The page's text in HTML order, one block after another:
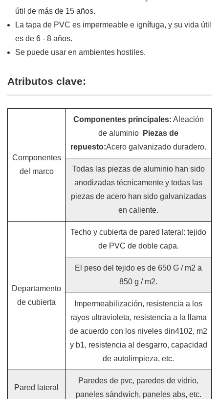
útil de más de 15 años.
La tapa de PVC es impermeable e ignífuga, y su vida útil
es de 6 - 8 años.
Se puede usar en ambientes hostiles.
Atributos clave:
Componentes
del marco
Componentes principales: Aleación
de aluminio
Piezas de
repuesto:Acero galvanizado duradero.
Todas las piezas de aluminio han sido
anodizadas técnicamente y todas las
piezas de acero han sido galvanizadas
en caliente.
Departamento
de cubierta
Techo y cubierta de pared lateral: tejido
de PVC de doble capa.
El peso del tejido es de 650 G / m2 a
850 g / m2.
Impermeabilización, resistencia a los
rayos ultravioleta, resistencia a la llama
de acuerdo con los niveles din4102, m2
y b1, resistencia al desgarro, capacidad
de autolimpieza, etc.
Pared lateral
Paredes de pvc, paredes de vidrio,
paneles sándwich, paneles abs, etc.